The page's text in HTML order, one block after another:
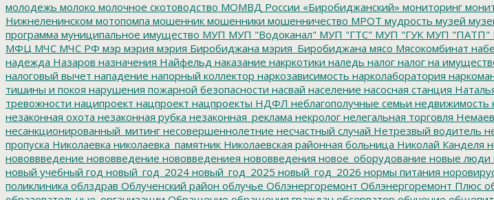
молодежь молоко молочное скотоводство МОМВД России «Биробиджанский» мониторинг
Нижнеленинском мотопомпа мошенник мошенники мошенничество МРОТ мудрость музей
программа муниципальное имущество МУП МУП "Водоканал" МУП "ГТС" МУП "ГУК МУП "ПАТП"
МФЦ МЧС МЧС РФ мэр мэрия мэрия Биробиджана мэрия_Биробиджана мясо Мясокомбинат
надежда Назаров назначения Найфельд наказание накркотики наледь налог налог на
налоговый вычет нападение напорный коллектор наркозависимость нарколаборатория
тишины и покоя нарушения пожарной безопасности насвай население насосная станция
тревожности наципроект нацпроект нацпроекты НДФЛ неблагополучные семьи недвижимость
незаконная охота незаконная рубка незаконная_реклама некролог нелегальная торговля Немаев
несанкционированный_митинг несовершеннолетние несчастный случай Нетрезвый водитель
пропуска Николаевка николаевка_памятник Николаевская районная больница Николай Канделя
нововвведение нововведение нововведениея нововведения новое_оборудование новые люди
новый учебный год новый_год_2024 новый_год_2025 новый_год_2026 нормы питания
поликлиника облздрав Облученский район облучье Облэнергоремонт Облэнергоремонт Плюс